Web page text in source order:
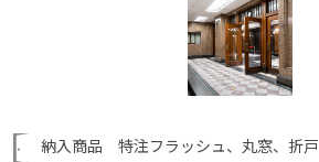
納入商品 特注フラッシュ、丸窓、折戸